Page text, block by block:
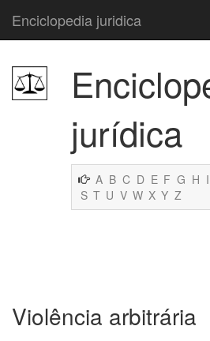
Enciclopedia juridica
jurídica
A B C D E F G H I
S T U V W X Y Z
Violência arbitrária